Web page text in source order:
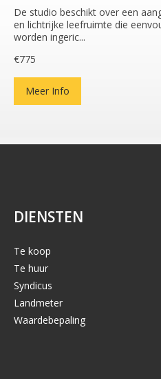
De studio beschikt over een
en lichtrijke leefruimte die
worden ingeric...
€775
Meer Info
DIENSTEN
Te koop
Te huur
Syndicus
Landmeter
Waardebepaling